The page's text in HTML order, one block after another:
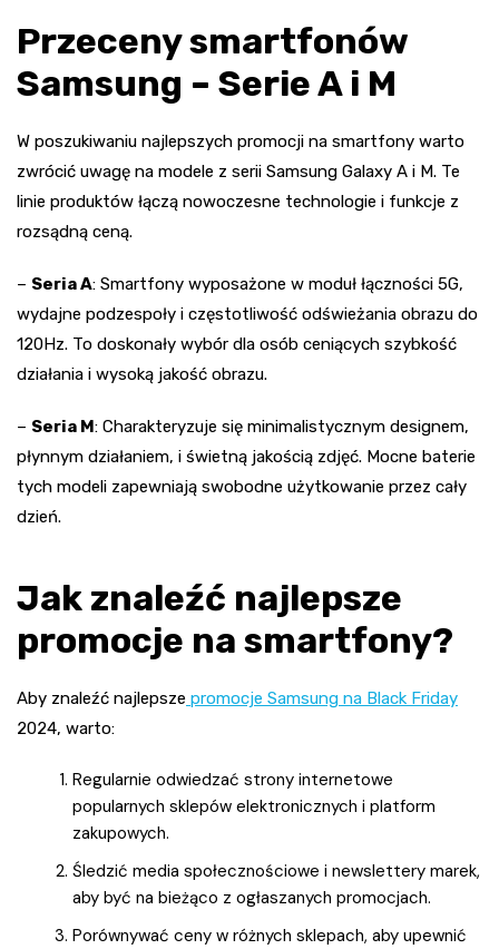
Przeceny smartfonów
Samsung – Serie A i M
W poszukiwaniu najlepszych promocji na smartfony warto
zwrócić uwagę na modele z serii Samsung Galaxy A i M. Te
linie produktów łączą nowoczesne technologie i funkcje z
rozsądną ceną.
– Seria A: Smartfony wyposażone w moduł łączności 5G,
wydajne podzespoły i częstotliwość odświeżania obrazu do
120Hz. To doskonały wybór dla osób ceniących szybkość
działania i wysoką jakość obrazu.
– Seria M: Charakteryzuje się minimalistycznym designem,
płynnym działaniem, i świetną jakością zdjęć. Mocne baterie
tych modeli zapewniają swobodne użytkowanie przez cały
dzień.
Jak znaleźć najlepsze
promocje na smartfony?
Aby znaleźć najlepsze promocje Samsung na Black Friday
2024, warto:
Regularnie odwiedzać strony internetowe
popularnych sklepów elektronicznych i platform
zakupowych.
Śledzić media społecznościowe i newslettery marek,
aby być na bieżąco z ogłaszanych promocjach.
Porównywać ceny w różnych sklepach, aby upewnić